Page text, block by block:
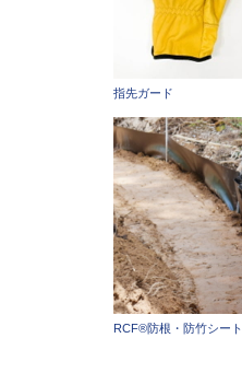
指先ガード
RCF®防根・防竹シート